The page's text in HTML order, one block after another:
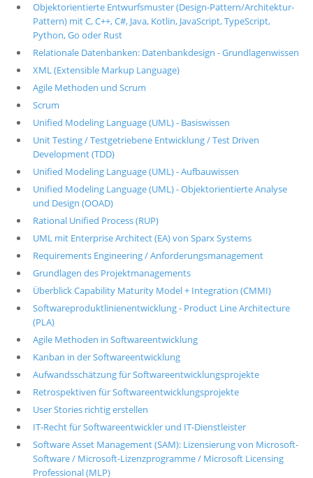
Objektorientierte Entwurfsmuster (Design-Pattern/Architektur-
Pattern) mit C, C++, C#, Java, Kotlin, JavaScript, TypeScript,
Python, Go oder Rust
Relationale Datenbanken: Datenbankdesign - Grundlagenwissen
XML (Extensible Markup Language)
Agile Methoden und Scrum
Scrum
Unified Modeling Language (UML) - Basiswissen
Unit Testing / Testgetriebene Entwicklung / Test Driven
Development (TDD)
Unified Modeling Language (UML) - Aufbauwissen
Unified Modeling Language (UML) - Objektorientierte Analyse
und Design (OOAD)
Rational Unified Process (RUP)
UML mit Enterprise Architect (EA) von Sparx Systems
Requirements Engineering / Anforderungsmanagement
Grundlagen des Projektmanagements
Überblick Capability Maturity Model + Integration (CMMI)
Softwareproduktlinienentwicklung - Product Line Architecture
(PLA)
Agile Methoden in Softwareentwicklung
Kanban in der Softwareentwicklung
Aufwandsschätzung für Softwareentwicklungsprojekte
Retrospektiven für Softwareentwicklungsprojekte
User Stories richtig erstellen
IT-Recht für Softwareentwickler und IT-Dienstleister
Software Asset Management (SAM): Lizensierung von Microsoft-
Software / Microsoft-Lizenzprogramme / Microsoft Licensing
Professional (MLP)